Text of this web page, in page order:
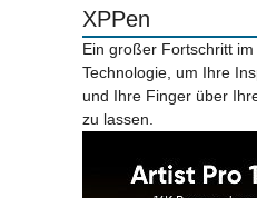
XPPen
Ein großer Fortschritt
Technologie, um Ihre
und Ihre Finger über
zu lassen.